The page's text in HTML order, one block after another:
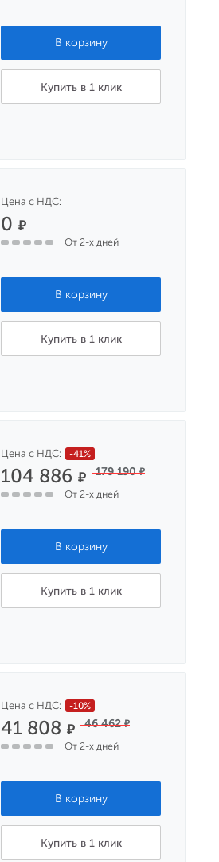
Купить в 1 клик
Цена с НДС:
0₽
От 2-х дней
Купить в 1 клик
Цена с НДС: -41%
104 886₽ 179 190₽
От 2-х дней
Купить в 1 клик
Цена с НДС: -10%
41 808₽ 46 462₽
От 2-х дней
Купить в 1 клик